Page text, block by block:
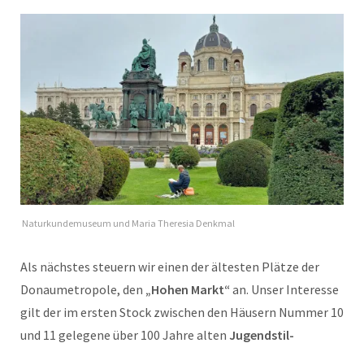
Naturkundemuseum und Maria Theresia Denkmal
Als nächstes steuern wir einen der ältesten Plätze der
Donaumetropole, den „Hohen Markt“ an. Unser Interesse
gilt der im ersten Stock zwischen den Häusern Nummer 10
und 11 gelegene über 100 Jahre alten Jugendstil-